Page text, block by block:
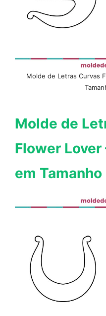
Molde de Letras Curvas
Molde de
Flower
em Tamanho